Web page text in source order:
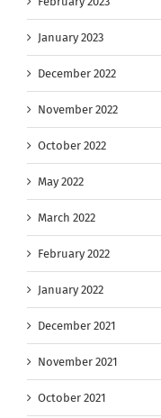
January 2023
December 2022
November 2022
October 2022
May 2022
March 2022
February 2022
January 2022
December 2021
November 2021
October 2021